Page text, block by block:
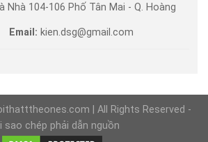
Nhà 104-106 Phố Tân Mai - Q. Hoàng
Email: kien.dsg@gmail.com
| All Rights Reserved -
sao chép phải dẫn nguồn